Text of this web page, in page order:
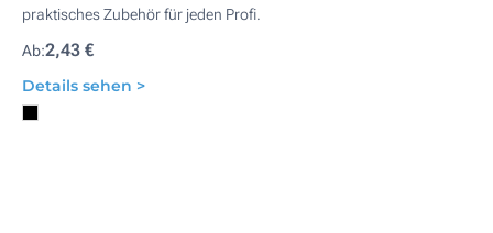
praktisches Zubehör für jeden Profi.
Ab:2,43 €
Details sehen >